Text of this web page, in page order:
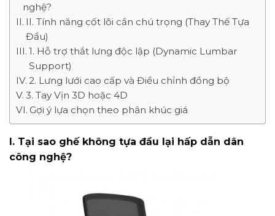
nghệ?
II. Tính năng cốt lõi cần chú trọng (Thay Thế Tựa
Đầu)
1. Hỗ trợ thắt lưng độc lập (Dynamic Lumbar
Support)
2. Lưng lưới cao cấp và Điều chỉnh đồng bộ
3. Tay Vịn 3D hoặc 4D
Gợi ý lựa chọn theo phân khúc giá
I. Tại sao ghế không tựa đầu lại hấp dẫn dân
công nghệ?